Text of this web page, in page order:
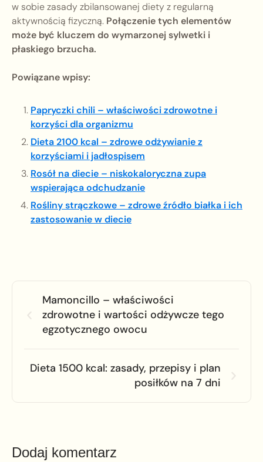
w sobie zasady zbilansowanej diety z regularną
aktywnością fizyczną. Połączenie tych elementów
może być kluczem do wymarzonej sylwetki i
płaskiego brzucha.
Powiązane wpisy:
Papryczki chili – właściwości zdrowotne i
korzyści dla organizmu
Dieta 2100 kcal – zdrowe odżywianie z
korzyściami i jadłospisem
Rosół na diecie – niskokaloryczna zupa
wspierająca odchudzanie
Rośliny strączkowe – zdrowe źródło białka i ich
zastosowanie w diecie
Mamoncillo – właściwości
zdrowotne i wartości odżywcze tego
egzotycznego owocu
Dieta 1500 kcal: zasady, przepisy i plan
posiłków na 7 dni
Dodaj komentarz